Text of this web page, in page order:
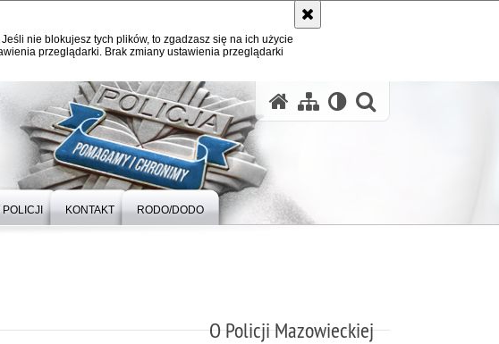
nie blokujesz tych plików, to zgadzasz się na ich użycie
przeglądarki. Brak zmiany ustawienia przeglądarki
KONTAKT RODO/DODO
O Policji Mazowieckiej